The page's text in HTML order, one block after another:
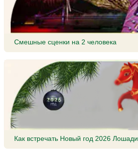
Смешные сценки на 2 человека
Как встречать Новый год 2026 Лошади